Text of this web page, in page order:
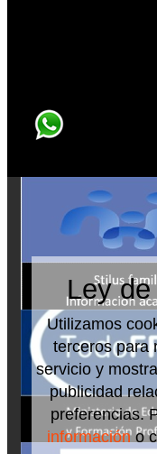
Ley
Utilizamos
terceros para
servicio y
publicidad
preferencias.
informacióno